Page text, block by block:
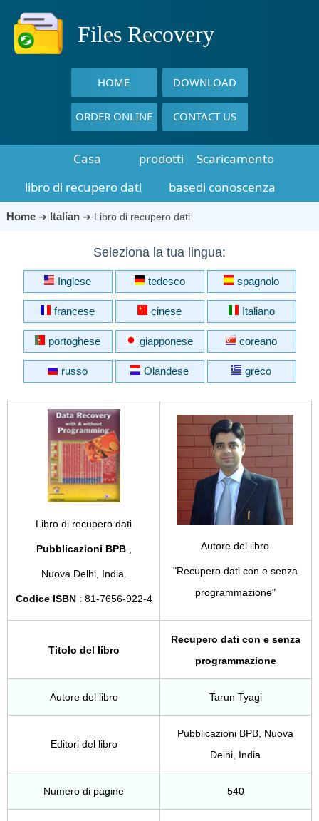
Files Recovery
HOME DOWNLOAD
ORDER ONLINE CONTACT US
Casa prodotti
Scaricamento
libro di recupero dati
basedi conoscenza
Home➔ Italian➔ Libro di recupero dati
Seleziona la tua lingua:
Inglese tedesco spagnolo
francese cinese Italiano
portoghese giapponese coreano
russo Olandese greco
Libro di recupero dati
Pubblicazioni BPB,
Nuova Delhi, India.
Codice ISBN: 81-7656-922-4
Autore del libro
"Recupero dati con e senza
programmazione"
Titolo del libro
Recupero dati con e senza
programmazione
Autore del libro Tarun Tyagi
Editori del libro
Pubblicazioni BPB, Nuova
Delhi, India
Numero di pagine 540